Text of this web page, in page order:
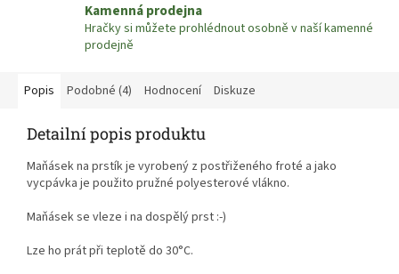
Kamenná prodejna
Hračky si můžete prohlédnout osobně v naší kamenné
prodejně
Popis Podobné (4) Hodnocení Diskuze
Detailní popis produktu
Maňásek na prstík je vyrobený z postřiženého froté a jako
vycpávka je použito pružné polyesterové vlákno.
Maňásek se vleze i na dospělý prst :-)
Lze ho prát při teplotě do 30°C.